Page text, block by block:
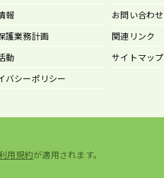
報
護業務計画
動
バシーポリシー
お問い合わせ
関連リンク
サイトマップ
用規約が適用されます。